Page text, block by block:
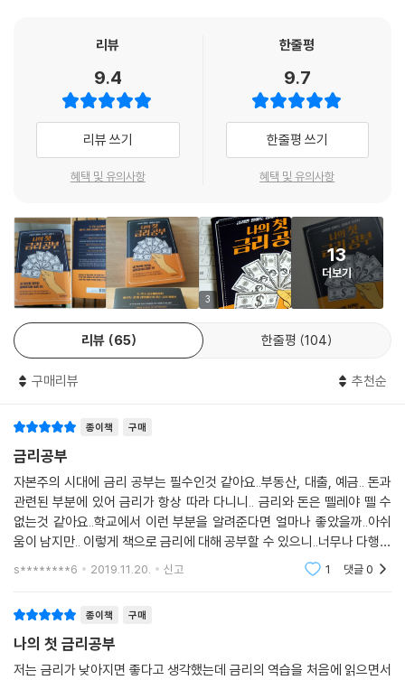
당신은 2가지 게임에 참여할 수 있다. 첫 번째 게임은 단순하다. 참가와 동
시에 당신에게 5만 원이 지급되고 종료된다. 두 번째 게임은 조금 더 복잡
하다. 여기 문 2개가 있다. 하나의 문 뒤에는 현금 100만 원이 당신을 기다
리고 있다. 다른 문 뒤에는 80만 원짜리 참가비 청구서가 놓여 있다. 그렇
다면 당신은 무엇을 선택할 것인가?
주식시장에는 접근하지 않길 바란다. 당신은 안정적인 투자를 추구하는 사
람이므로 주식시장에서 발생할지도 모르는 손해가 생겼을 때의 스트레스
를 감당하기 힘들 수 있다. 그럼에도 사람들은 자신이 직접 주식투자에 나
설 경우 손해보지 않을 수 있다는 근거 없는 자신감을 느끼고 있는 경우가
많다.
--- p.165
A기업의 매출액은 연간 100억 원이다. A기업은 100억 원의 부채가 있으
한다. 회사를 유지할 수야 있겠지만 신규투자는 꿈도 못 꿀 일이다. 하지만
그럭저럭 회사는 유지해나갈 수는 있을 것이다. 그러다가 경제 상황이 조
금 악화되었다. A기업의 매출액은 연간 100억 원으로 동일했지만, 영업이
익률이 1%포인트 하락해 이제는 4%밖에 나오지 않는다. 이자비용은 5%
로 동일하다. 영업이익이 4억 원이니 이자비용은 5억 원을 내기 위해서 부
족한 1억 원은 다시 대출을 받았다. 이렇게 10년이 흘렀다. A기업은 신규투
자를 하지 못하고, 이로 인해 생산성도 향상되지 않았으며, 매출액도 늘어
인한 이자비용은 무시한다). 10년이 지난 현재, 부채는 110억 원이 되었다.
이제 이자비용은 부채의 5%인 5억 5천만 원이 되었다.
--- p.218
자들에게 도움을 줄 것이다.
금리와 채권시장은 하고 싶은 이야기가 많다. 기준금리가 물가에 영향을
미칠 수 있을까? 외환보유고가 많다는 것이 과연 자랑거리일까? 왜 우리
나라는 전 세계에서 신용에 대한 비용이 가장 저렴한 나라가 되었을까? 왜
우리나라는 유일하게 국채 30년 금리가 국채 10년보다 더 낮은 나라가 되
었을까? 왜 일본에서 지진이 일어났는데 엔화는 강세를 보일까? 도대체
에 있다. 학교에서도 회사에서도 아무도 알려주지 않던, 관심도 없고 중요
하게 여겨지지 않았던, 그러나 실은 매우 중요하고 흥미로운 금리를 함께
알아볼 시간이다.
금리 움직임을 알아야 시장의 자금 움직임을 알고,
자금 움직임에 능통해야 부의 축적 방법을 꿰뚫는다!
의 서브프라임 모기지 사태에 이르기까지 역사상 모든 금융위기의 시작에
나 금리가 있었을 정도로 금리 변동은 경제의 흐름을 바꾼다. 금리를 아는
것은 경제의 근간을 이해하는 기본이며, 더 나아가 자산을 지키고 이익을
얻는 기반이 된다.
이 책은 총 6개 파트로 나눠 금리를 설명한다. 파트 1은 금리에 대한 전반적
인 지식을, 파트 2는 경기흐름에서 금리가 어떻게 작용하는지 알려준다.
파트 3과 파트 4에서는 물가와 금리, 신용과 금리의 관계를 다양한 사례로
화 등을 통해 환율과 금리의 관계를 분석한다. 마지막 파트 6은 금융위기
에서 금리가 어떤 역할을 하고 어떻게 영향을 미치는지 설명한다.
정책당국이 결정하는 부분이 많은 금리는 정부의 의도만 파악한다면 이해
리뷰
9.4
리뷰 쓰기
혜택 및 유의사항
한줄평
9.7
한줄평 쓰기
혜택 및 유의사항
3
13
더보기
리뷰 65 한줄평 104
구매리뷰 추천순
종이책 구매
금리공부
자본주의 시대에 금리 공부는 필수인것 같아요..부동산, 대출, 예금.. 돈과
관련된 부분에 있어 금리가 항상 따라 다니니.. 금리와 돈은 뗄레야 뗄 수
없는것 같아요..학교에서 이런 부분을 알려준다면 얼마나 좋았을까..아쉬
움이 남지만.. 이렇게 책으로 금리에 대해 공부할 수 있으니..너무나 다행이
라 생각합니다..이 책으로 금리 공부 열심히 해서..저희 아이에게 잘 교육
s********6 2019.11.20. 신고 1 댓글0
종이책 구매
나의 첫 금리공부
저는 금리가 낮아지면 좋다고 생각했는데 금리의 역습을 처음에 읽으면서